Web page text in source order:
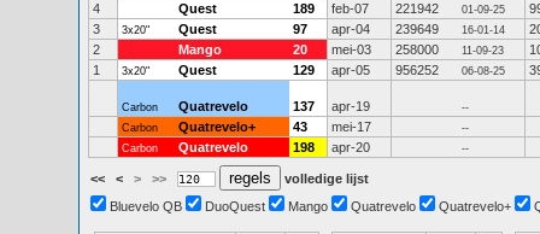
4
Quest 189 feb-07 221942 01-09-25
3
3x20" Quest 97 apr-04 239649 16-01-14
2
Mango 20 mei-03 258000 11-09-23
1
3x20" Quest 129 apr-05 956252 06-08-25
Carbon Quatrevelo 137 apr-19
--
Carbon
Quatrevelo+ 43 mei-17
--
Carbon
Quatrevelo 198 apr-20 --
<< < > >>
volledige lijst
Bluevelo QB
DuoQuest Mango Quatrevelo Quatrevelo+